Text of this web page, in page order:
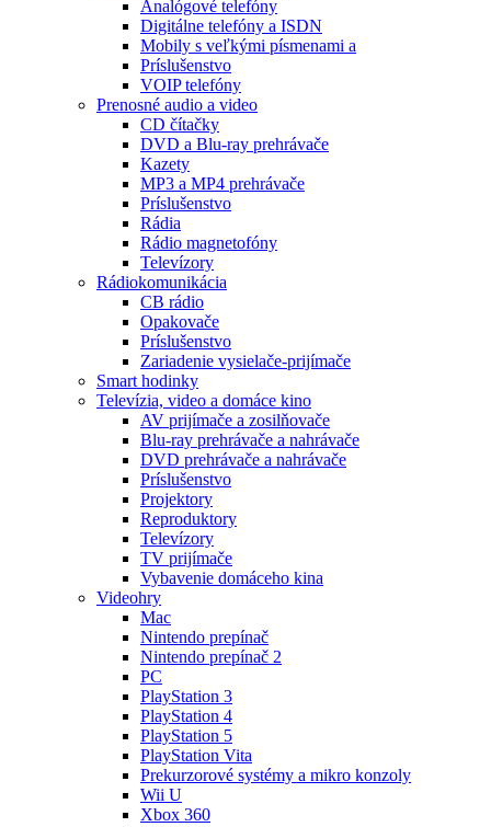
Analógové telefóny
Digitálne telefóny a ISDN
Mobily s veľkými písmenami a
Príslušenstvo
VOIP telefóny
Prenosné audio a video
CD čítačky
DVD a Blu-ray prehrávače
Kazety
MP3 a MP4 prehrávače
Príslušenstvo
Rádia
Rádio magnetofóny
Televízory
Rádiokomunikácia
CB rádio
Opakovače
Príslušenstvo
Zariadenie vysielače-prijímače
Smart hodinky
Televízia, video a domáce kino
AV prijímače a zosilňovače
Blu-ray prehrávače a nahrávače
DVD prehrávače a nahrávače
Príslušenstvo
Projektory
Reproduktory
Televízory
TV prijímače
Vybavenie domáceho kina
Videohry
Mac
Nintendo prepínač
Nintendo prepínač 2
PC
PlayStation 3
PlayStation 4
PlayStation 5
PlayStation Vita
Prekurzorové systémy a mikro konzoly
Wii U
Xbox 360